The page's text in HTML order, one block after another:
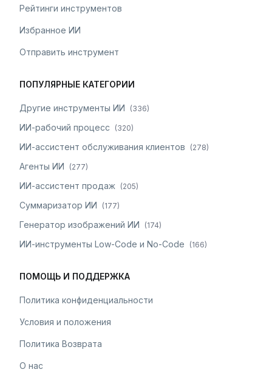
Рейтинги инструментов
Избранное ИИ
Отправить инструмент
ПОПУЛЯРНЫЕ КАТЕГОРИИ
Другие инструменты ИИ (336)
ИИ-рабочий процесс (320)
ИИ-ассистент обслуживания клиентов (278)
Агенты ИИ (277)
ИИ-ассистент продаж (205)
Суммаризатор ИИ (177)
Генератор изображений ИИ (174)
ИИ-инструменты Low-Code и No-Code (166)
ПОМОЩЬ И ПОДДЕРЖКА
Политика конфиденциальности
Условия и положения
Политика Возврата
О нас